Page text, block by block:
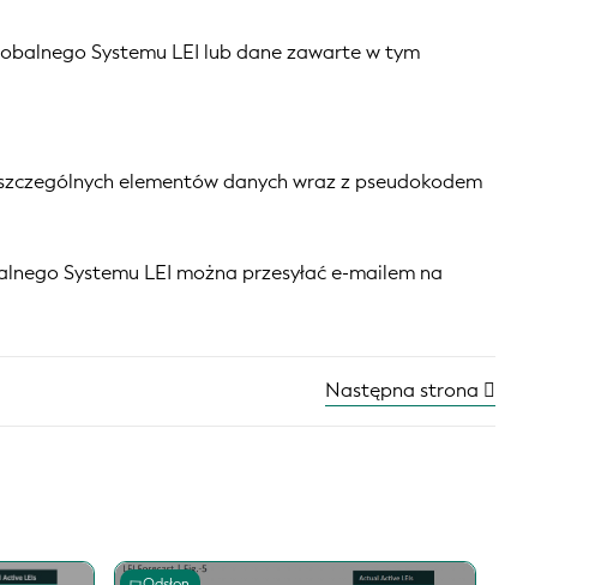
Systemu LEI lub dane zawarte w tym
elementów danych wraz z pseudokodem
Systemu LEI można przesyłać e-mailem na
Następna strona